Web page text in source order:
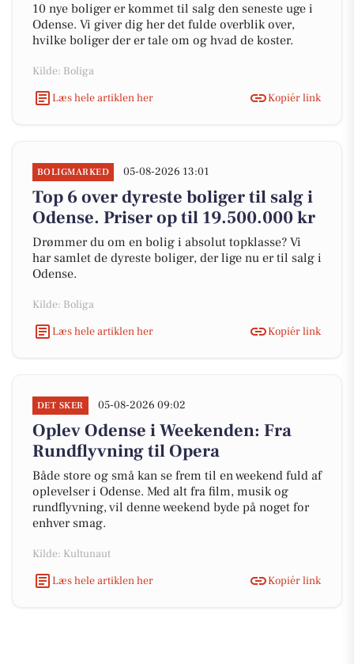
10 nye boliger er kommet til salg den seneste uge i
Odense. Vi giver dig her det fulde overblik over,
hvilke boliger der er tale om og hvad de koster.
Kilde: Boliga
Læs hele artiklen her
Kopiér link
BOLIGMARKED 05-08-2026 13:01
Top 6 over dyreste boliger til salg i
Odense. Priser op til 19.500.000 kr
Drømmer du om en bolig i absolut topklasse? Vi
har samlet de dyreste boliger, der lige nu er til salg i
Odense.
Kilde: Boliga
Læs hele artiklen her
Kopiér link
DET SKER 05-08-2026 09:02
Oplev Odense i Weekenden: Fra
Rundflyvning til Opera
Både store og små kan se frem til en weekend fuld af
oplevelser i Odense. Med alt fra film, musik og
rundflyvning, vil denne weekend byde på noget for
enhver smag.
Kilde: Kultunaut
Læs hele artiklen her
Kopiér link